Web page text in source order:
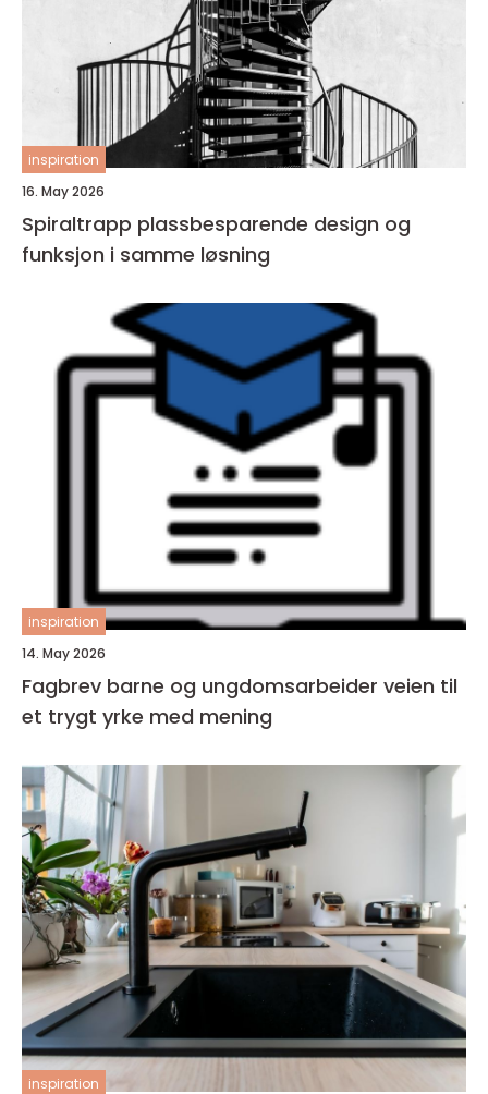
inspiration
16. May 2026
Spiraltrapp plassbesparende design og
funksjon i samme løsning
inspiration
14. May 2026
Fagbrev barne og ungdomsarbeider veien til
et trygt yrke med mening
inspiration